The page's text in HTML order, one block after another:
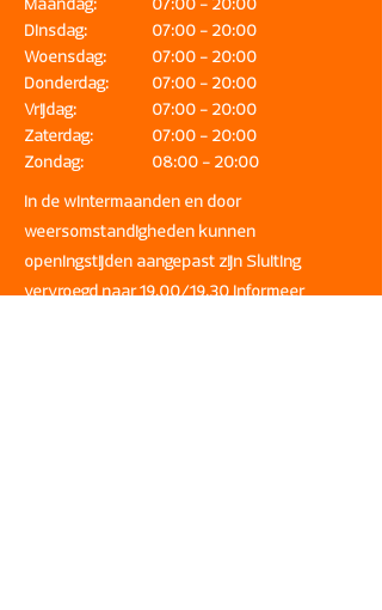
Dinsdag:
Woensdag:
Donderdag:
Vrijdag:
Zaterdag:
Zondag:
07:00 - 20:00
07:00 - 20:00
07:00 - 20:00
07:00 - 20:00
07:00 - 20:00
08:00 - 20:00
In de wintermaanden en door
weersomstandigheden kunnen
openingstijden aangepast zijn Sluiting
vervroegd naar 19.00/19.30 Informeer